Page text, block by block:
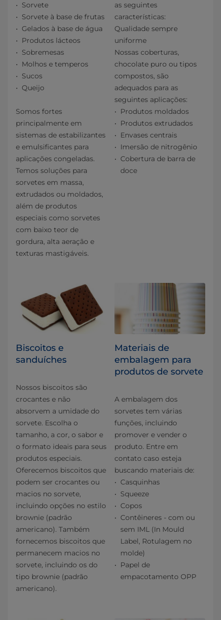
Sorvete
Sorvete à base de frutas
Gelados à base de água
Produtos lácteos
Sobremesas
Molhos e temperos
Sucos
Queijo
Somos fortes
principalmente em
sistemas de estabilizantes
e emulsificantes para
aplicações congeladas.
Temos soluções para
sorvetes em massa,
extrudados ou moldados,
além de produtos
especiais como sorvetes
com baixo teor de
gordura, alta aeração e
texturas mastigáveis.
as seguintes
características:
Qualidade sempre
uniforme
Nossas coberturas,
chocolate puro ou tipos
compostos, são
adequados para as
seguintes aplicações:
Produtos moldados
Produtos extrudados
Envases centrais
Imersão de nitrogênio
Cobertura de barra de
doce
Biscoitos e
sanduíches
Nossos biscoitos são
crocantes e não
absorvem a umidade do
sorvete. Escolha o
tamanho, a cor, o sabor e
o formato ideais para seus
produtos especiais.
Oferecemos biscoitos que
podem ser crocantes ou
macios no sorvete,
incluindo opções no estilo
brownie (padrão
americano). Também
fornecemos biscoitos que
permanecem macios no
sorvete, incluindo os do
tipo brownie (padrão
americano).
Materiais de
embalagem para
produtos de sorvete
A embalagem dos
sorvetes tem várias
funções, incluindo
promover e vender o
produto. Entre em
contato caso esteja
buscando materiais de:
Casquinhas
Squeeze
Copos
Contêineres - com ou
sem IML (In Mould
Label, Rotulagem no
molde)
Papel de
empacotamento OPP